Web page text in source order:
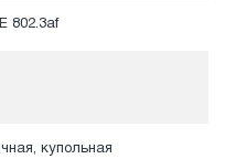
802.3af
купольная